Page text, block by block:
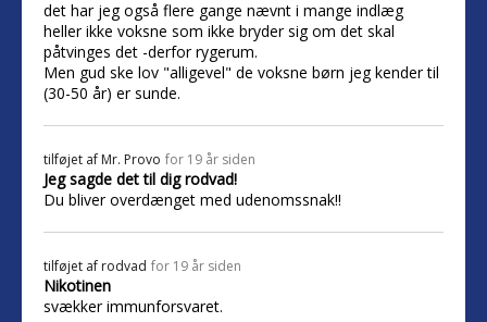
det har jeg også flere gange nævnt i mange indlæg
heller ikke voksne som ikke bryder sig om det skal
påtvinges det -derfor rygerum.
Men gud ske lov "alligevel" de voksne børn jeg kender til
(30-50 år) er sunde.
tilføjet af Mr. Provo for 19 år siden
Jeg sagde det til dig rodvad!
Du bliver overdænget med udenomssnak!!
tilføjet af rodvad for 19 år siden
Nikotinen
svækker immunforsvaret.